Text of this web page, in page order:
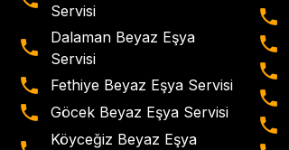
Servisi
Dalaman Beyaz Eşya
Servisi
Fethiye Beyaz Eşya Servisi
Göcek Beyaz Eşya Servisi
Köyceğiz Beyaz Eşya